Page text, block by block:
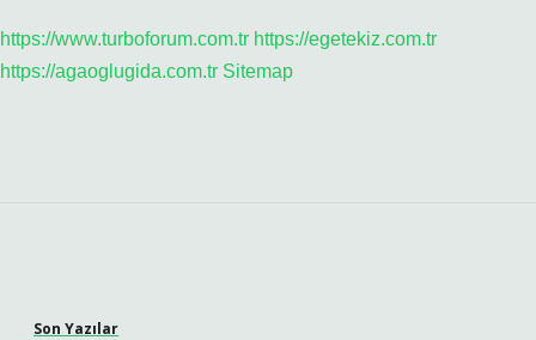
https://www.turboforum.com.tr https://egetekiz.com.tr
https://agaoglugida.com.tr Sitemap
Son Yazılar